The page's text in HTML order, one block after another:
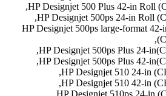
HP Designjet 500 Plus 42-in Roll
HP Designjet 500ps 24-in Roll
HP Designjet 500ps large-format 42-
HP Designjet 500ps Plus 24-
HP Designjet 500ps Plus 42-
HP Designjet 510 24-in
HP Designjet 510 42-in
HP Designjet 510ps 24-in